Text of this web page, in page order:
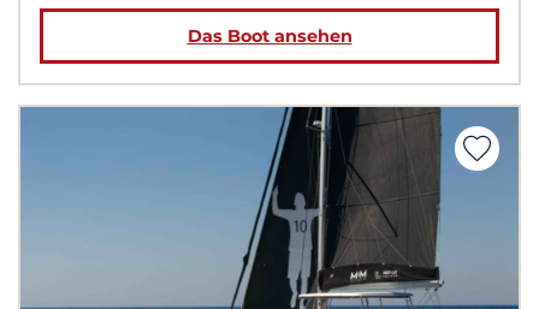
Das Boot ansehen